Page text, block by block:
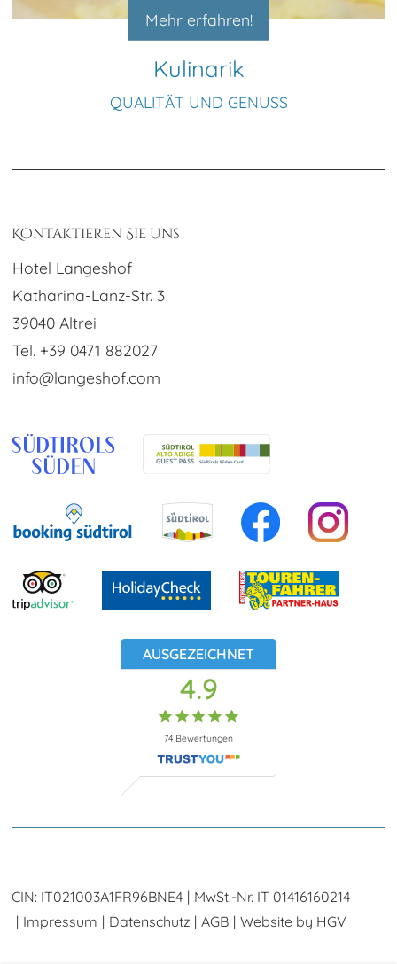
Mehr erfahren!
Kulinarik
QUALITÄT UND GENUSS
Kontaktieren Sie uns
Hotel Langeshof
Katharina-Lanz-Str. 3
39040 Altrei
Tel. +39 0471 882027
info@langeshof.com
AUSGEZEICHNET
4.9
74 Bewertungen
CIN: IT021003A1FR96BNE4 MwSt.-Nr. IT 01416160214
Impressum
Datenschutz AGB Website by HGV